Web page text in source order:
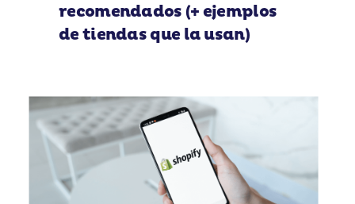
recomendados (+ ejemplos
de tiendas que la usan)